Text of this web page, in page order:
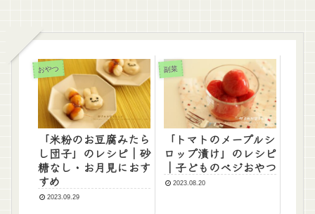
おやつ
「米粉のお豆腐みたら
し団子」のレシピ｜砂
糖なし・お月見におす
すめ
2023.09.29
副菜
「トマトのメープルシ
ロップ漬け」のレシピ
｜子どものベジおやつ
2023.08.20